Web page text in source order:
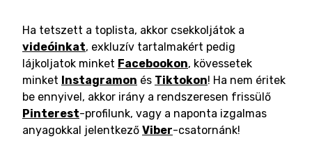
Ha tetszett a toplista, akkor csekkoljátok a
videóinkat, exkluzív tartalmakért pedig
lájkoljatok minket Facebookon, kövessetek
minket Instagramon és Tiktokon! Ha nem éritek
be ennyivel, akkor irány a rendszeresen frissülő
Pinterest-profilunk, vagy a naponta izgalmas
anyagokkal jelentkező Viber-csatornánk!